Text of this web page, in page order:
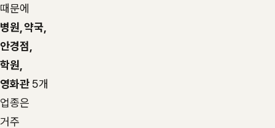
때문에
병원, 약국,
안경점,
학원,
영화관5개
업종은
거주